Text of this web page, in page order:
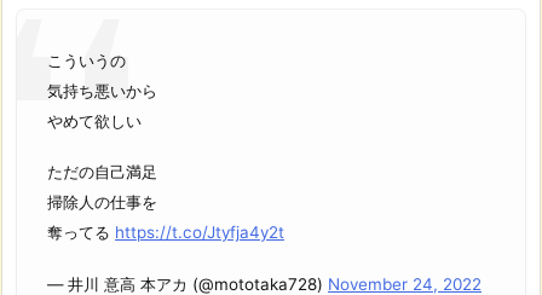
こういうの
気持ち悪いから
やめて欲しい
ただの自己満足
掃除人の仕事を
奪ってる https://t.co/Jtyfja4y2t
— 井川 意高 本アカ (@mototaka728) November 24, 2022